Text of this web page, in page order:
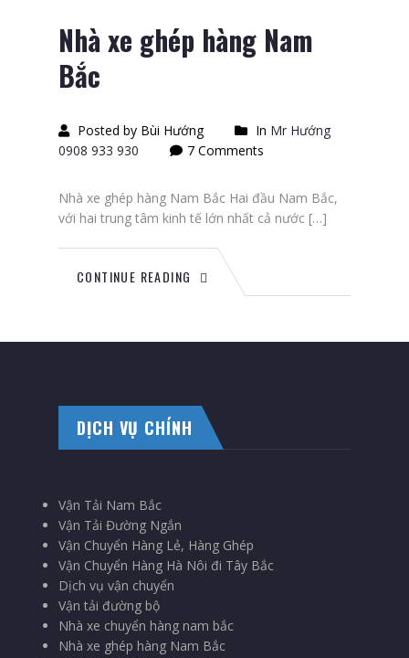
Nhà xe ghép hàng Nam
Bắc
Posted by Bùi Hướng In Mr Hướng
0908 933 930
7 Comments
Nhà xe ghép hàng Nam Bắc Hai đầu Nam Bắc,
với hai trung tâm kinh tế lớn nhất cả nước […]
CONTINUE READING
DỊCH VỤ CHÍNH
Vận Tải Nam Bắc
Vận Tải Đường Ngắn
Vận Chuyển Hàng Lẻ, Hàng Ghép
Vận Chuyển Hàng Hà Nôi đi Tây Bắc
Dịch vụ vận chuyển
Vận tải đường bộ
Nhà xe chuyển hàng nam bắc
Nhà xe ghép hàng Nam Bắc